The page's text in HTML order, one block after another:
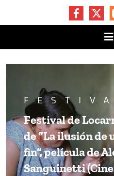
Festival de
de “La ilusión de
fin”, película de
Sanguinetti